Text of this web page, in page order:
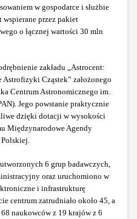
w gospodarce i służbie
wspierane przez pakiet
o łącznej wartości 30 mln
zakładu „Astrocent:
Cząstek” założonego
Centrum Astronomicznego im.
Jego powstanie praktycznie
dzięki dotacji w wysokości
Międzynarodowe Agendy
6 grup badawczych,
oraz uruchomiono w
i infrastrukturę
centrum zatrudniało około 45, a
naukowców z 19 krajów z 6